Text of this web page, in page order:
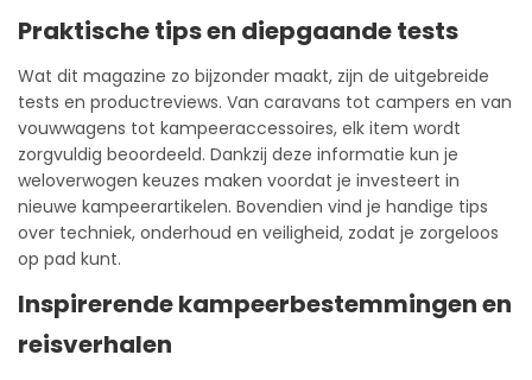
Praktische tips en diepgaande tests
Wat dit magazine zo bijzonder maakt, zijn de uitgebreide
tests en productreviews. Van caravans tot campers en van
vouwwagens tot kampeeraccessoires, elk item wordt
zorgvuldig beoordeeld. Dankzij deze informatie kun je
weloverwogen keuzes maken voordat je investeert in
nieuwe kampeerartikelen. Bovendien vind je handige tips
over techniek, onderhoud en veiligheid, zodat je zorgeloos
op pad kunt.
Inspirerende kampeerbestemmingen en
reisverhalen